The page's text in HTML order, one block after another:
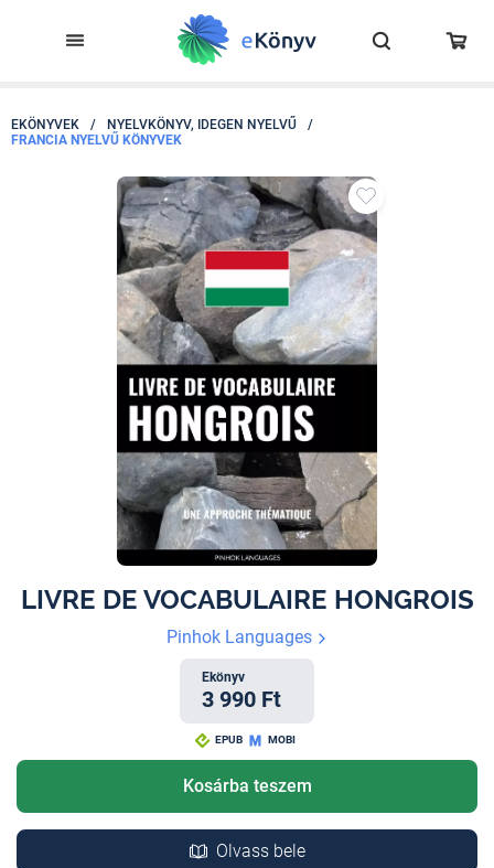
EKÖNYVEK / NYELVKÖNYV, IDEGEN NYELVŰ
/
FRANCIA NYELVŰ KÖNYVEK
LIVRE DE VOCABULAIRE HONGROIS
Pinhok Languages
Ekönyv
3 990 Ft
EPUB MOBI
Kosárba teszem
Olvass bele